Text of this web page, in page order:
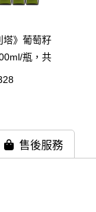
塔》葡萄籽
瓶，共
)
售後服務